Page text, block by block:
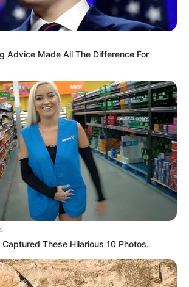
Advice Made All The Difference For
These Hilarious 10 Photos.